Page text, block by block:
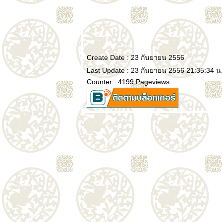
Create Date : 23 กันยายน 2556
Last Update : 23 กันยายน 2556 21:35:34
Counter : 4199 Pageviews.